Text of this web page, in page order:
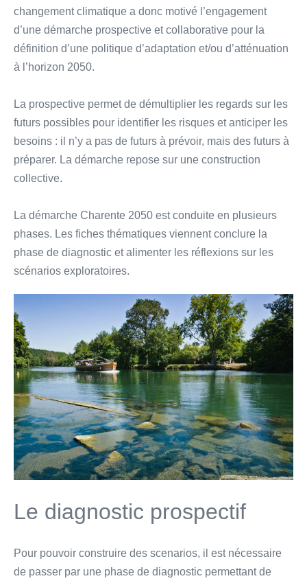
changement climatique a donc motivé l’engagement
d’une démarche prospective et collaborative pour la
définition d’une politique d’adaptation et/ou d’atténuation
à l’horizon 2050.
La prospective permet de démultiplier les regards sur les
futurs possibles pour identifier les risques et anticiper les
besoins : il n’y a pas de futurs à prévoir, mais des futurs à
préparer. La démarche repose sur une construction
collective.
La démarche Charente 2050 est conduite en plusieurs
phases. Les fiches thématiques viennent conclure la
phase de diagnostic et alimenter les réflexions sur les
scénarios exploratoires.
Le diagnostic prospectif
Pour pouvoir construire des scenarios, il est nécessaire
de passer par une phase de diagnostic permettant de